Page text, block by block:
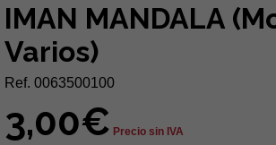
IMAN MANDALA
Varios)
Ref. 0063500100
3,00€ Precio sin IVA